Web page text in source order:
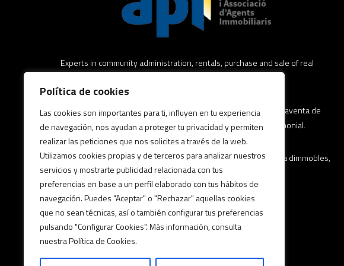
Política de cookies
Las cookies son importantes para ti, influyen en tu experiencia
de navegación, nos ayudan a proteger tu privacidad y permiten
realizar las peticiones que nos solicites a través de la web.
Utilizamos cookies propias y de terceros para analizar nuestros
servicios y mostrarte publicidad relacionada con tus
preferencias en base a un perfil elaborado con tus hábitos de
navegación. Puedes "Aceptar" o "Rechazar" aquellas cookies
que no sean técnicas, así o también configurar tus preferencias
pulsando "Configurar Cookies". Más información, consulta
nuestra Política de Cookies.
Experts in community administration, rentals, purchase and sale of real
Expertos en administración de comunidades, alquileres, compraventa de
inmuebles, asesoramiento jurídico inmobiliario y gestión patrimonial.
Experts en administració de comunitats, lloguers, compravenda dimmobles,
assessorament jurídic immobiliari i gestió patrimonial.
Posts by FabraFinques